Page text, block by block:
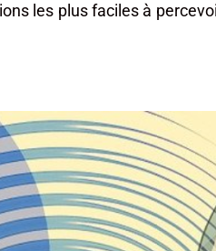
les plus faciles à